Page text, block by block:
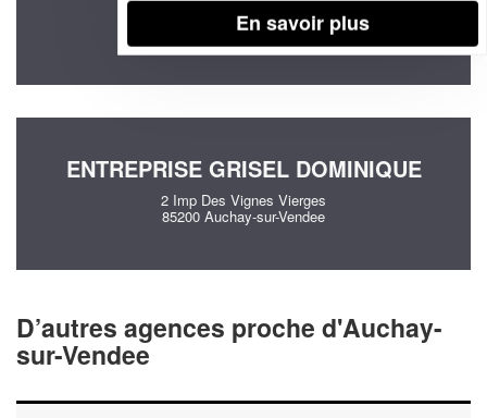
39 Rte De Velluire
85200 Auchay-sur-Vendee
ENTREPRISE GRISEL DOMINIQUE
2 Imp Des Vignes Vierges
85200 Auchay-sur-Vendee
D’autres agences proche d'Auchay-
sur-Vendee
En savoir plus